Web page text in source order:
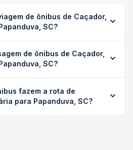
de ônibus de Caçador,
SC?
3h 15min, podendo variar
de serviço (convencional,
na data desejada.
de ônibus de Caçador,
SC?
SC custa em média R$ 74,53
viagem, a empresa, o tipo de
fazem a rota de
para Papanduva, SC?